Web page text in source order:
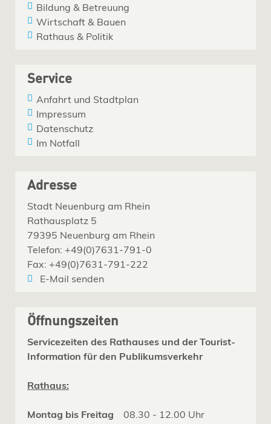
Bildung & Betreuung
Wirtschaft & Bauen
Rathaus & Politik
Service
Anfahrt und Stadtplan
Impressum
Datenschutz
Im Notfall
Adresse
Stadt Neuenburg am Rhein
Rathausplatz 5
79395 Neuenburg am Rhein
Telefon: +49(0)7631-791-0
Fax: +49(0)7631-791-222
E-Mail senden
Öffnungszeiten
Servicezeiten des Rathauses und der Tourist-
Information für den Publikumsverkehr
Rathaus:
Montag bis Freitag 08.30 - 12.00 Uhr